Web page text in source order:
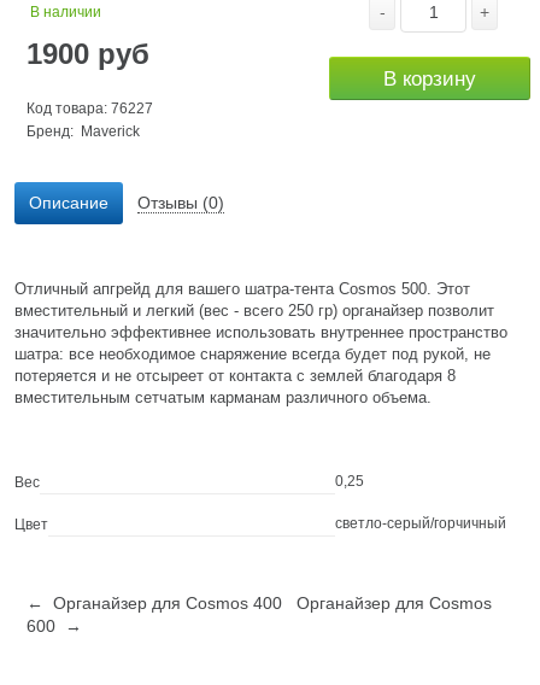
В наличии
1900 руб
Код товара: 76227
Бренд: Maverick
- +
В корзину
Описание Отзывы (0)
Отличный апгрейд для вашего шатра-тента Cosmos 500. Этот
вместительный и легкий (вес - всего 250 гр) органайзер позволит
значительно эффективнее использовать внутреннее пространство
шатра: все необходимое снаряжение всегда будет под рукой, не
потеряется и не отсыреет от контакта с землей благодаря 8
вместительным сетчатым карманам различного объема.
Вес 0,25
Цвет светло-серый/горчичный
← Органайзер для Cosmos 400
Органайзер для Cosmos
600 →